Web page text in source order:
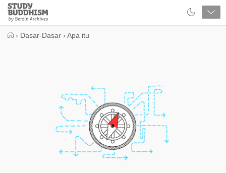
Close
Study
Buddhism
› Dasar-Dasar › Apa itu